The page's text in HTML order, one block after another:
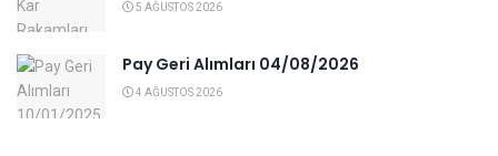
5 AĞUSTOS 2026
Pay Geri Alımları 04/08/2026
4 AĞUSTOS 2026